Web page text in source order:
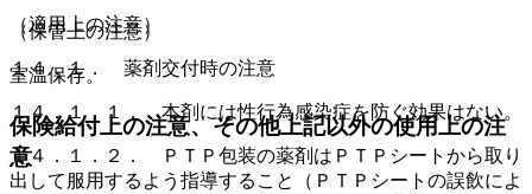
（保管上の注意）
室温保存。
保険給付上の注意、その他上記以外の使用上の注
意
（適用上の注意）
１４．１． 薬剤交付時の注意
１４．１．１． 本剤には性行為感染症を防ぐ効果はない。
１４．１．２． ＰＴＰ包装の薬剤はＰＴＰシートから取り
出して服用するよう指導すること（ＰＴＰシートの誤飲によ